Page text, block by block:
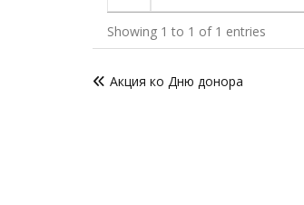
Showing 1 to 1 of 1 entries
поАкция ко Дню донора